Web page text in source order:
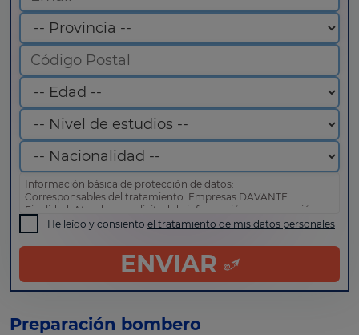
Información básica de protección de datos:
Corresponsables del tratamiento: Empresas DAVANTE
Finalidad: Atender su solicitud de información y prospección
comercial
Derechos: Puede acceder, rectificar y suprimir sus datos, así
como otros derechos tal y como se explica en nuestrapolítica
He leído y consiento el tratamiento de mis datos personales
ENVIAR
Preparación bombero